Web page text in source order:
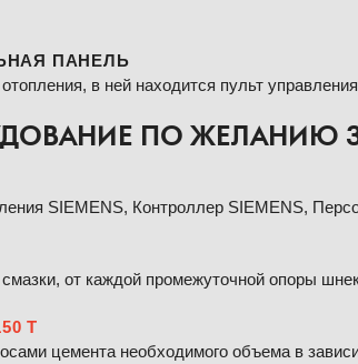
ПАНЕЛЬ
в ней находится пульт
ПО ЖЕЛАНИЮ
SIEMENS, Контроллер SIEMENS,
от каждой промежуточной опоры
Т
цемента необходимого объема в